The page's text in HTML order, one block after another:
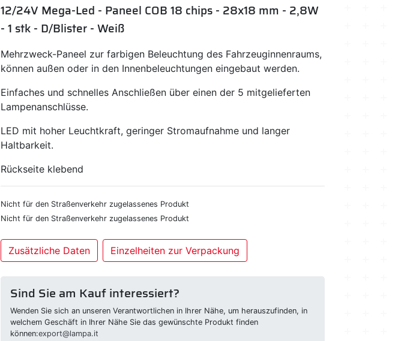
12/24V Mega-Led - Paneel COB 18 chips - 28x18 mm - 2,8W
- 1 stk - D/Blister - Weiß
Mehrzweck-Paneel zur farbigen Beleuchtung des Fahrzeuginnenraums,
können außen oder in den Innenbeleuchtungen eingebaut werden.
Einfaches und schnelles Anschließen über einen der 5 mitgelieferten
Lampenanschlüsse.
LED mit hoher Leuchtkraft, geringer Stromaufnahme und langer
Haltbarkeit.
Rückseite klebend
Nicht für den Straßenverkehr zugelassenes Produkt
Nicht für den Straßenverkehr zugelassenes Produkt
Zusätzliche Daten Einzelheiten zur Verpackung
Sind Sie am Kauf interessiert?
Wenden Sie sich an unseren Verantwortlichen in Ihrer Nähe, um herauszufinden, in
welchem Geschäft in Ihrer Nähe Sie das gewünschte Produkt finden
können:export@lampa.it